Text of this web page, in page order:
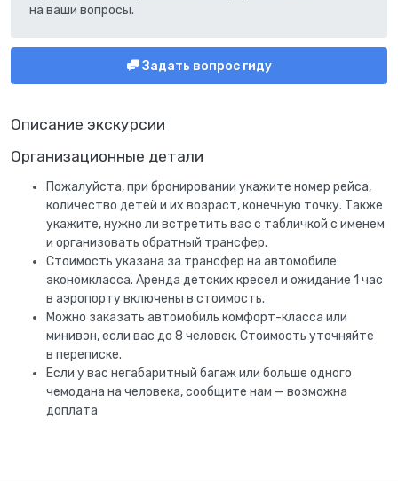
Описание экскурсии
Организационные детали
Пожалуйста, при бронировании укажите номер рейса,
количество детей и их возраст, конечную точку. Также
укажите, нужно ли встретить вас с табличкой с именем
и организовать обратный трансфер.
Стоимость указана за трансфер на автомобиле
экономкласса. Аренда детских кресел и ожидание 1 час
в аэропорту включены в стоимость.
Можно заказать автомобиль комфорт-класса или
минивэн, если вас до 8 человек. Стоимость уточняйте
в переписке.
Если у вас негабаритный багаж или больше одного
чемодана на человека, сообщите нам — возможна
доплата
на ваши вопросы.
Задать вопрос гиду